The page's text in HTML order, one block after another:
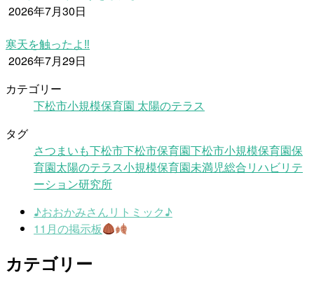
2026年7月30日
寒天を触ったよ‼
2026年7月29日
カテゴリー
下松市小規模保育園 太陽のテラス
タグ
さつまいも下松市下松市保育園下松市小規模保育園保
育園太陽のテラス小規模保育園未満児総合リハビリテ
ーション研究所
♪おおかみさんリトミック♪
11月の掲示板
カテゴリー